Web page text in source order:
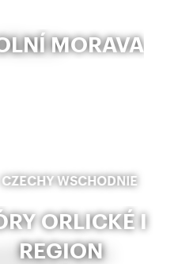
MORAVA
CZECHY WSCHODNIE
ORLICKÉ I
REGION